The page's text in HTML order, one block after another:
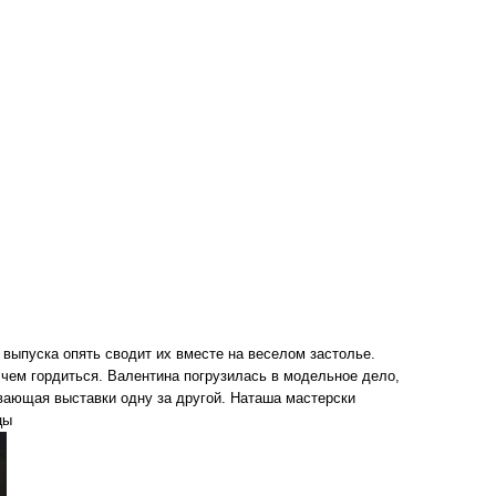
опять сводит их вместе на веселом застолье.
гордиться. Валентина погрузилась в модельное дело,
выставки одну за другой. Наташа мастерски